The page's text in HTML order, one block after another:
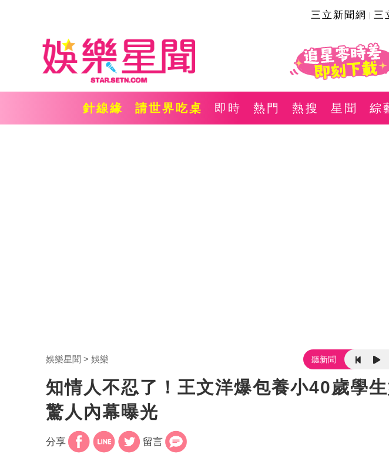
三立新聞網 三
針線緣 請世界吃桌 即時 熱門 熱搜 星聞 綜
娛樂星聞 娛樂 聽新聞
知情人不忍了！王文洋爆包養小40歲學
驚人內幕曝光
分享 留言